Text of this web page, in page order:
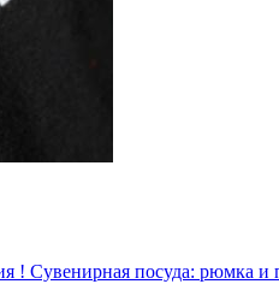
! Сувенирная посуда: рюмка и